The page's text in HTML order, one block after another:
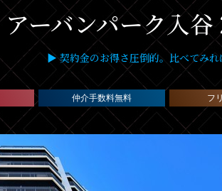
アーバンパーク入
▶ 契約金のお得さ圧倒的。比べてみ
仲介手数料無料 フ